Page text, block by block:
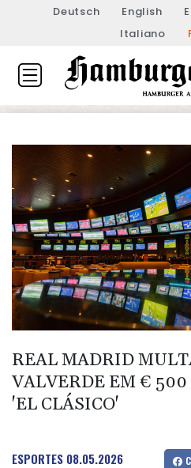
Deutsch English
Italiano
REAL MADRID
VALVERDE EM €
'EL CLÁSICO'
ESPORTES 08.05.2026